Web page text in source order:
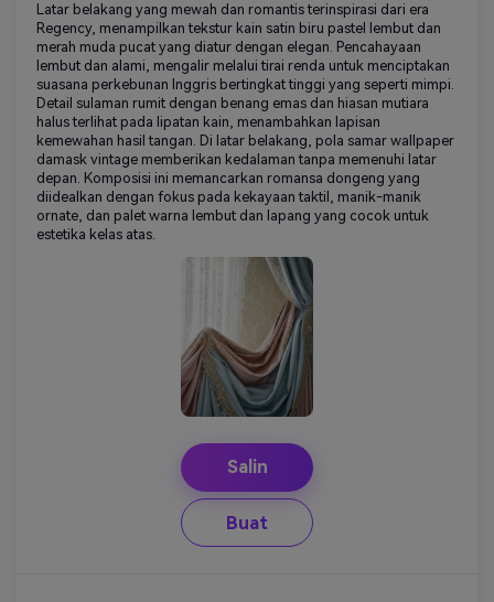
Latar belakang yang mewah dan romantis terinspirasi dari era
Regency, menampilkan tekstur kain satin biru pastel lembut dan
merah muda pucat yang diatur dengan elegan. Pencahayaan
lembut dan alami, mengalir melalui tirai renda untuk menciptakan
suasana perkebunan Inggris bertingkat tinggi yang seperti mimpi.
Detail sulaman rumit dengan benang emas dan hiasan mutiara
halus terlihat pada lipatan kain, menambahkan lapisan
kemewahan hasil tangan. Di latar belakang, pola samar wallpaper
damask vintage memberikan kedalaman tanpa memenuhi latar
depan. Komposisi ini memancarkan romansa dongeng yang
diidealkan dengan fokus pada kekayaan taktil, manik-manik
ornate, dan palet warna lembut dan lapang yang cocok untuk
estetika kelas atas.
Salin
Buat